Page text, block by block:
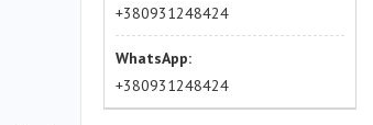
+380931248424
+380931248424